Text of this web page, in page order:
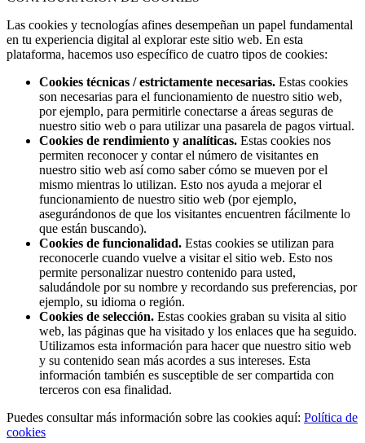
Las cookies y tecnologías afines desempeñan un papel fundamental
en tu experiencia digital al explorar este sitio web. En esta
plataforma, hacemos uso específico de cuatro tipos de cookies:
Cookies técnicas / estrictamente necesarias. Estas cookies
son necesarias para el funcionamiento de nuestro sitio web,
por ejemplo, para permitirle conectarse a áreas seguras de
nuestro sitio web o para utilizar una pasarela de pagos virtual.
Cookies de rendimiento y analíticas. Estas cookies nos
permiten reconocer y contar el número de visitantes en
nuestro sitio web así como saber cómo se mueven por el
mismo mientras lo utilizan. Esto nos ayuda a mejorar el
funcionamiento de nuestro sitio web (por ejemplo,
asegurándonos de que los visitantes encuentren fácilmente lo
que están buscando).
Cookies de funcionalidad. Estas cookies se utilizan para
reconocerle cuando vuelve a visitar el sitio web. Esto nos
permite personalizar nuestro contenido para usted,
saludándole por su nombre y recordando sus preferencias, por
ejemplo, su idioma o región.
Cookies de selección. Estas cookies graban su visita al sitio
web, las páginas que ha visitado y los enlaces que ha seguido.
Utilizamos esta información para hacer que nuestro sitio web
y su contenido sean más acordes a sus intereses. Esta
información también es susceptible de ser compartida con
terceros con esa finalidad.
Puedes consultar más información sobre las cookies aquí: Política de
cookies